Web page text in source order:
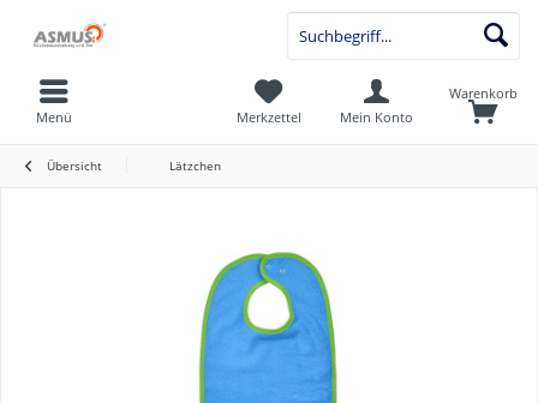
Warenkorb
Merkzettel
Mein Konto
Menü
Übersicht Lätzchen